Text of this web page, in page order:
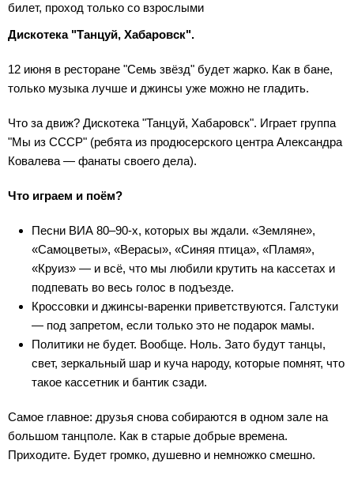
билет, проход только со взрослыми
Дискотека "Танцуй, Хабаровск".
12 июня в ресторане "Семь звёзд" будет жарко. Как в бане,
только музыка лучше и джинсы уже можно не гладить.
Что за движ? Дискотека "Танцуй, Хабаровск". Играет группа
"Мы из СССР" (ребята из продюсерского центра Александра
Ковалева — фанаты своего дела).
Что играем и поём?
Песни ВИА 80–90-х, которых вы ждали. «Земляне»,
«Самоцветы», «Верасы», «Синяя птица», «Пламя»,
«Круиз» — и всё, что мы любили крутить на кассетах и
подпевать во весь голос в подъезде.
Кроссовки и джинсы-варенки приветствуются. Галстуки
— под запретом, если только это не подарок мамы.
Политики не будет. Вообще. Ноль. Зато будут танцы,
свет, зеркальный шар и куча народу, которые помнят, что
такое кассетник и бантик сзади.
Самое главное: друзья снова собираются в одном зале на
большом танцполе. Как в старые добрые времена.
Приходите. Будет громко, душевно и немножко смешно.